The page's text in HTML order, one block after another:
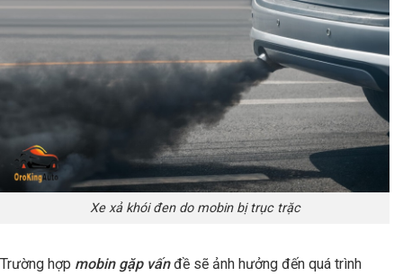
Xe xả khói đen do mobin bị trục trặc
Trường hợp mobin gặp vấnđề sẽ ảnh hưởng đến quá trình